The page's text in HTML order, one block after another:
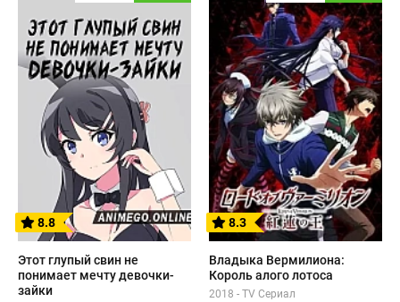
8.8
Этот глупый свин не
понимает мечту девочки-
зайки
8.3
Владыка Вермилиона:
Король алого лотоса
2018 - TV Сериал